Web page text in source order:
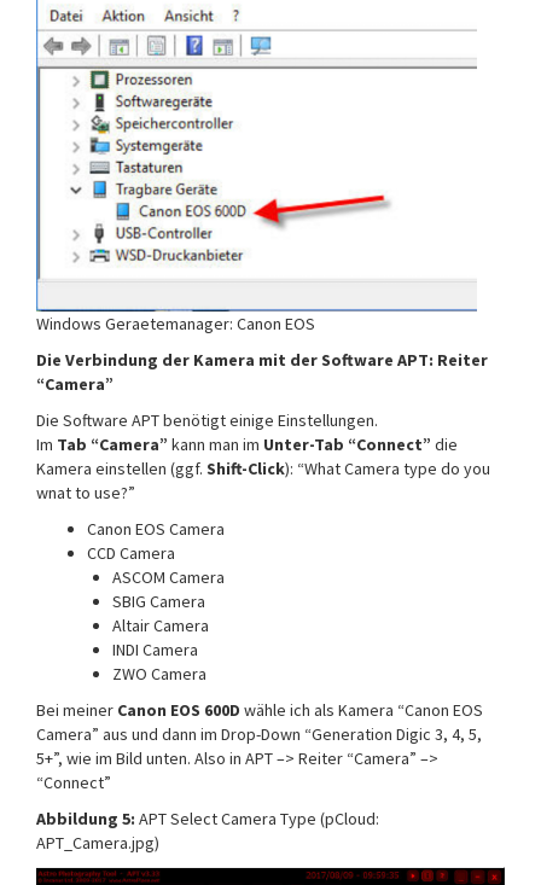
Windows Geraetemanager: Canon EOS
Die Verbindung der Kamera mit der Software APT: Reiter
“Camera”
Die Software APT benötigt einige Einstellungen.
Im Tab “Camera” kann man im Unter-Tab “Connect” die
Kamera einstellen (ggf. Shift-Click): “What Camera type do you
wnat to use?”
Canon EOS Camera
CCD Camera
ASCOM Camera
SBIG Camera
Altair Camera
INDI Camera
ZWO Camera
Bei meiner Canon EOS 600D wähle ich als Kamera “Canon EOS
Camera” aus und dann im Drop-Down “Generation Digic 3, 4, 5,
5+”, wie im Bild unten. Also in APT –> Reiter “Camera” –>
“Connect”
Abbildung 5: APT Select Camera Type (pCloud:
APT_Camera.jpg)